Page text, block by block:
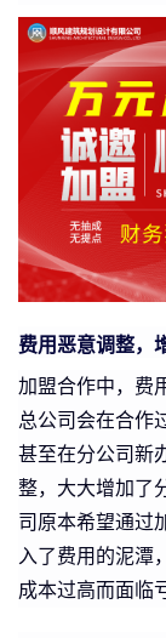
费用恶意调整，
加盟合作中，费
总公司会在合作
甚至在分公司新
整，大大增加了
司原本希望通过
入了费用的泥潭
成本过高而面临